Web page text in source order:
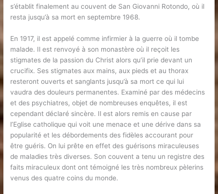
s’établit finalement au couvent de San Giovanni Rotondo, où il
resta jusqu’à sa mort en septembre 1968.
En 1917, il est appelé comme infirmier à la guerre où il tombe
malade. Il est renvoyé à son monastère où il reçoit les
stigmates de la passion du Christ alors qu’il prie devant un
crucifix. Ses stigmates aux mains, aux pieds et au thorax
resteront ouverts et sanglants jusqu’à sa mort ce qui lui
vaudra des douleurs permanentes. Examiné par des médecins
et des psychiatres, objet de nombreuses enquêtes, il est
cependant déclaré sincère. Il est alors remis en cause par
l’Eglise catholique qui voit une menace et une dérive dans sa
popularité et les débordements des fidèles accourant pour
être guéris. On lui prête en effet des guérisons miraculeuses
de maladies très diverses. Son couvent a tenu un registre des
faits miraculeux dont ont témoigné les très nombreux pèlerins
venus des quatre coins du monde.